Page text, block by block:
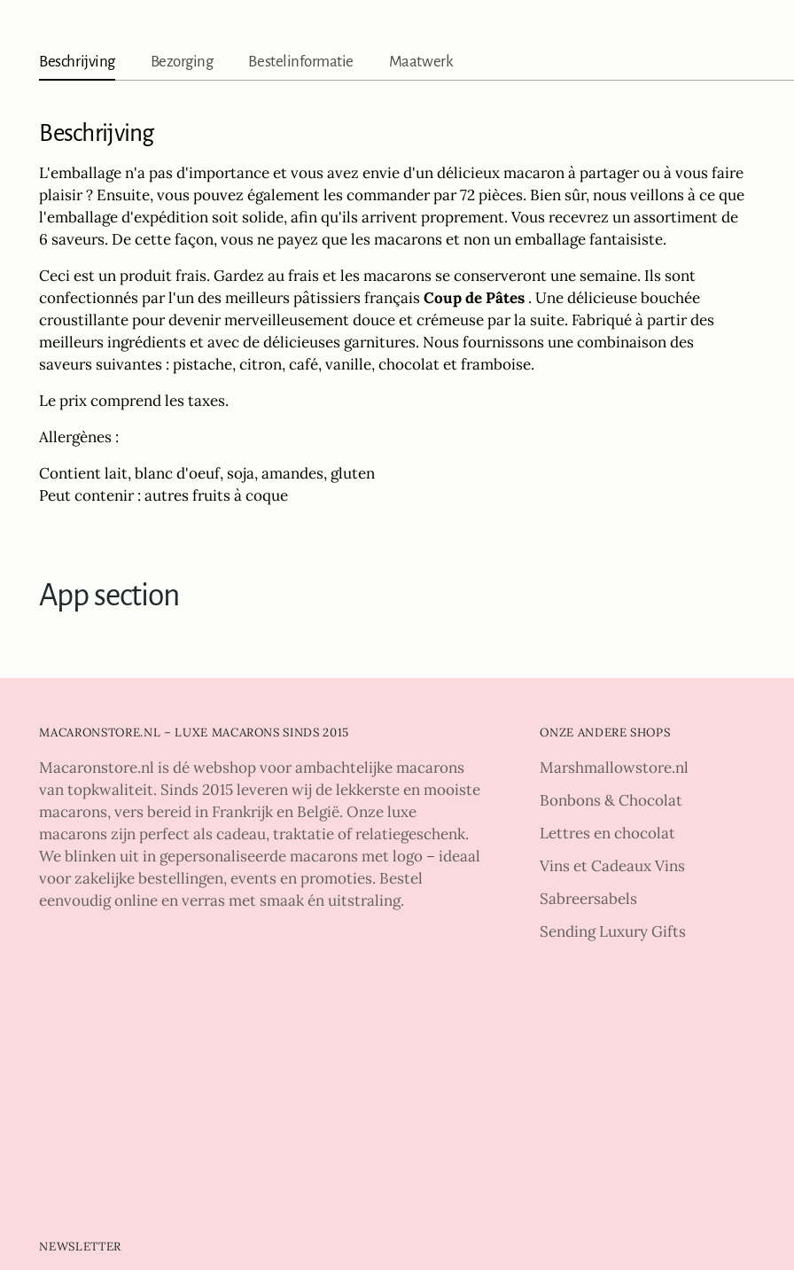
Beschrijving Bezorging Bestelinformatie Maatwerk
Beschrijving
L'emballage n'a pas d'importance et vous avez envie d'un délicieux macaron à partager ou à vous faire
plaisir ? Ensuite, vous pouvez également les commander par 72 pièces. Bien sûr, nous veillons à ce que
l'emballage d'expédition soit solide, afin qu'ils arrivent proprement. Vous recevrez un assortiment de
6 saveurs. De cette façon, vous ne payez que les macarons et non un emballage fantaisiste.
Ceci est un produit frais. Gardez au frais et les macarons se conserveront une semaine. Ils sont
confectionnés par l'un des meilleurs pâtissiers françaisCoup de Pâtes . Une délicieuse bouchée
croustillante pour devenir merveilleusement douce et crémeuse par la suite. Fabriqué à partir des
meilleurs ingrédients et avec de délicieuses garnitures. Nous fournissons une combinaison des
saveurs suivantes : pistache, citron, café, vanille, chocolat et framboise.
Le prix comprend les taxes.
Allergènes :
Contient lait, blanc d'oeuf, soja, amandes, gluten
Peut contenir : autres fruits à coque
App section
MACARONSTORE.NL – LUXE MACARONS SINDS 2015
Macaronstore.nl is dé webshop voor ambachtelijke macarons
van topkwaliteit. Sinds 2015 leveren wij de lekkerste en mooiste
macarons, vers bereid in Frankrijk en België. Onze luxe
macarons zijn perfect als cadeau, traktatie of relatiegeschenk.
We blinken uit in gepersonaliseerde macarons met logo – ideaal
voor zakelijke bestellingen, events en promoties. Bestel
eenvoudig online en verras met smaak én uitstraling.
ONZE ANDERE SHOPS
Marshmallowstore.nl
Bonbons & Chocolat
Lettres en chocolat
Vins et Cadeaux Vins
Sabreersabels
Sending Luxury Gifts
NEWSLETTER